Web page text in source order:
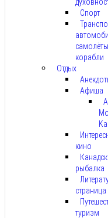
Спорт
самолёты,
корабли
Отдых
Афиша
кино
рыбалка
страница
туризм